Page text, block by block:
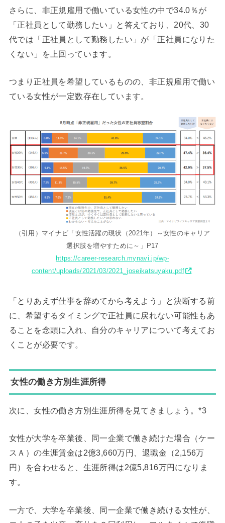
さらに、非正規雇用で働いている女性の中で34.0％が
「正社員として勤務したい」と答えており、20代、30
代では「正社員として勤務したい」が「正社員になりた
くない」を上回っています。
つまり正社員を希望しているものの、非正規雇用で働い
ている女性が一定数存在しています。
（引用）マイナビ「女性活躍の現状（2021年）～女性のキャリア
選択肢を増やすために～」P17
https://career-research.mynavi.jp/wp-
content/uploads/2021/03/2021_joseikatsuyaku.pdf
「とりあえず仕事を辞めてから考えよう」と決断する前
に、希望するタイミングで正社員に戻れない可能性もあ
ることを念頭に入れ、自分のキャリアについて考えてお
くことが必要です。
女性の働き方別生涯所得
次に、女性の働き方別生涯所得を見てきましょう。*3
女性が大学を卒業後、同一企業で働き続けた場合（ケー
スＡ）の生涯賃金は2億3,660万円、退職金（2,156万
円）を合わせると、生涯所得は2億5,816万円になりま
す。
一方で、大学を卒業後、同一企業で働き続ける女性が、